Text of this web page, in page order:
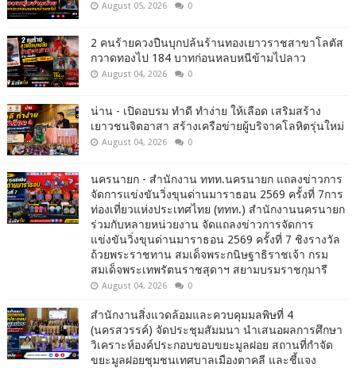
August 05, 2026 0
2 คนร้ายควงปืนบุกปล้นร้านทองเยาวราชสาขาโลตัส
กวาดทองไป 184 บาทก่อนหลบหนีข้ามไปลาว
August 04, 2026 0
น่าน - เปิดอบรม ทำดี ทำง่าย ให้เลือด เสริมสร้าง
เยาวชนจิตอาสา สร้างเครือข่ายผู้บริจาคโลหิตรุ่นใหม่
August 04, 2026 0
นครนายก - สำนักงาน ททท.นครนายก แถลงข่าวการ
จัดการแข่งขันวิ่งขุนด่านมาราธอน 2569 ครั้งที่ 7การ
ท่องเที่ยวแห่งประเทศไทย (ททท.) สำนักงานนครนายก
ร่วมกับหลายหน่วยงาน จัดแถลงข่าวการจัดการ
แข่งขันวิ่งขุนด่านมาราธอน 2569 ครั้งที่ 7 ชิงรางวัล
ถ้วยพระราชทาน สมเด็จพระกนิษฐาธิราชเจ้า กรม
สมเด็จพระเทพรัตนราชสุดาฯ สยามบรมราชกุมารี
August 04, 2026 0
สำนักงานสิ่งแวดล้อมและควบคุมมลพิษที่ 4
(นครสวรรค์) จัดประชุมสัมมนา นำเสนอผลการศึกษา
วิเคราะห์องค์ประกอบขอบขยะมูลฝอย สถานที่กำจัด
ขยะมูลฝอยชุมชนเทศบาลเมืองตาคลี และชี้แจง